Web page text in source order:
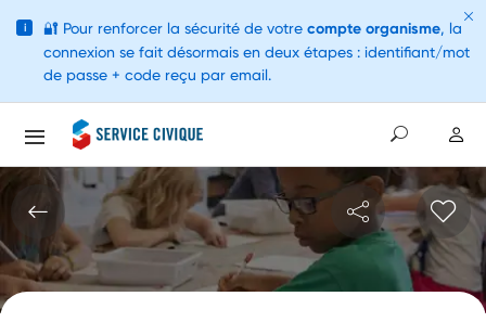
i 🔐 Pour renforcer la sécurité de votre compte organisme, la
connexion se fait désormais en deux étapes : identifiant/mot
de passe + code reçu par email.